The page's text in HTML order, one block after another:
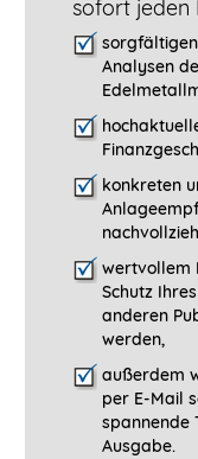
sofort jeden
Analysen
konkreten
wertvollem
Schutz
anderen
werden,
außerdem
per E-Mail
spannende
Ausgabe.